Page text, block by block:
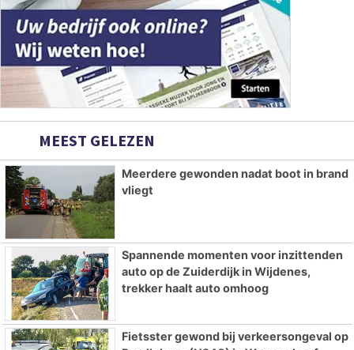
MEEST GELEZEN
Meerdere gewonden nadat boot in brand
vliegt
Spannende momenten voor inzittenden
auto op de Zuiderdijk in Wijdenes,
trekker haalt auto omhoog
Fietsster gewond bij verkeersongeval op